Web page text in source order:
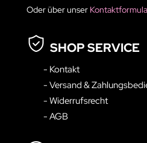
Oder über unser
SHOP SERVICE
- Kontakt
- Versand &
- Widerrufsrecht
- AGB